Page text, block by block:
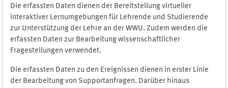
Die erfassten Daten dienen der Bereitstellung virtueller
interaktiver Lernumgebungen für Lehrende und Studierende
zur Unterstützung der Lehre an der WWU. Zudem werden die
erfassten Daten zur Bearbeitung wissenschaftlicher
Fragestellungen verwendet.
Die erfassten Daten zu den Ereignissen dienen in erster Linie
der Bearbeitung von Supportanfragen. Darüber hinaus